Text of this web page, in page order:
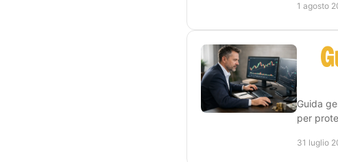
1 agosto
Guida
per
31 luglio